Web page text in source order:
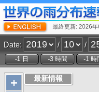
最終更新: 2026
Date: / /
+